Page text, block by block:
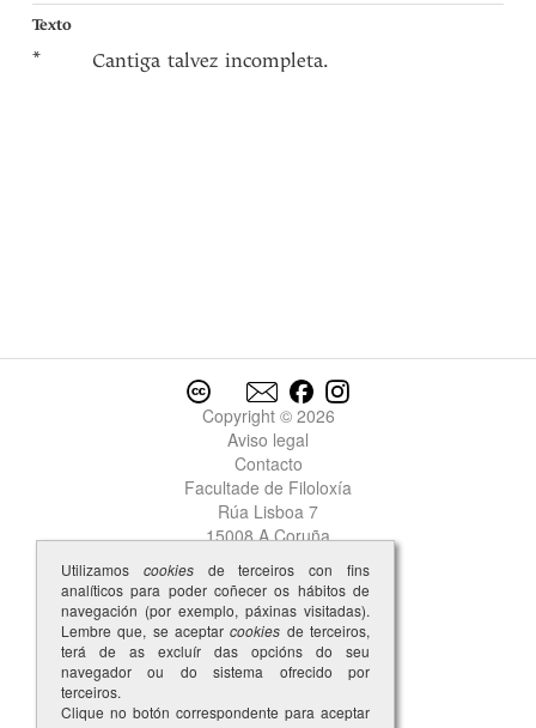
Texto
*
Cantiga talvez incompleta.
Copyright © 2026
Aviso legal
Contacto
Facultade de Filoloxía
Rúa Lisboa 7
15008 A Coruña
Utilizamos cookiesde terceiros con fins
analíticos para poder coñecer os hábitos de
navegación (por exemplo, páxinas visitadas).
Lembre que, se aceptarcookies de terceiros,
terá de as excluír das opcións do seu
navegador ou do sistema ofrecido por
terceiros.
Clique no botón correspondente para aceptar